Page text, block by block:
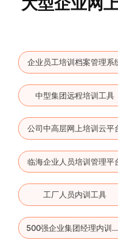
企业员工培训档案管理系
中型集团远程培训工具
公司中高层网上培训云平
临海企业人员培训管理平
工厂人员内训工具
500强企业集团经理内训平台